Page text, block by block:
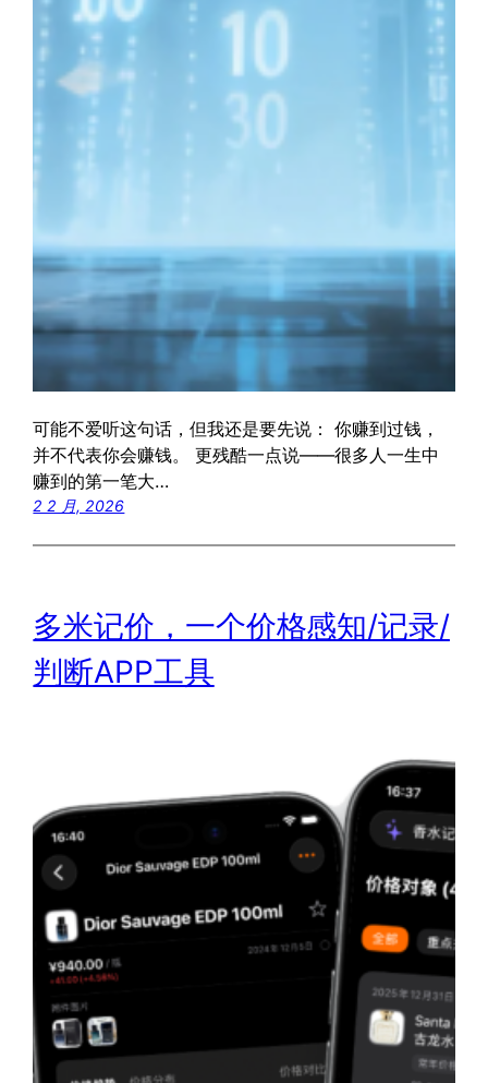
可能不爱听这句话，但我还是要先说： 你赚到过钱，
并不代表你会赚钱。 更残酷一点说——很多人一生中
赚到的第一笔大…
2 2 月, 2026
多米记价，一个价格感知/记录/
判断APP工具